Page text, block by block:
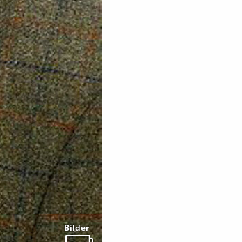
Bilder